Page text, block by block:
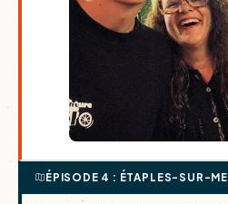
ÉPISODE 4 : ÉTAPLES-SUR-